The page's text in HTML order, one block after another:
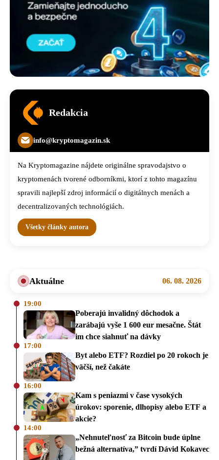
Redakcia
info@kryptomagazin.sk
Na Kryptomagazine nájdete originálne spravodajstvo o
kryptomenách tvorené odborníkmi, ktorí z tohto magazínu
spravili najlepší zdroj informácií o digitálnych menách a
decentralizovaných technológiách.
Všetky články autora
Aktuálne 06. 08. 2026
19:00
Poberajú invalidný dôchodok a
zarábajú vyše 1 600 eur mesačne. Štát
im chce siahnuť na dávky
17:00
Byt alebo ETF? Rozdiel po 20 rokoch je
väčší, než čakáte
16:00
Kam s peniazmi v čase vysokých
úrokov: sporenie, dlhopisy alebo ETF a
akcie?
14:00
„Nehnuteľnosť za Bitcoin bude úplne
bežná alternatíva,” tvrdí Dávid Kokavec